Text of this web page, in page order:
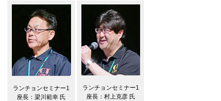
ランチョンセミナー1
座長：梁川範幸 氏
ランチョンセミナー1
座長：村上克彦 氏